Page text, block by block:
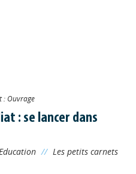
: Ouvrage
: se lancer dans
// Les petits carnets